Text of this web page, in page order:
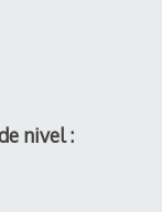
nivel :